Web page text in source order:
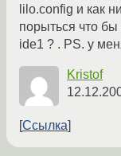
lilo.config и как
порыться что бы
ide1 ? . PS. у
Kristof
Ссылка